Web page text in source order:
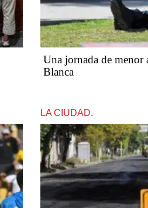
Una jornada de menor
Blanca
LA CIUDAD.